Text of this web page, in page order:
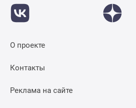
О проекте
Контакты
Реклама на сайте